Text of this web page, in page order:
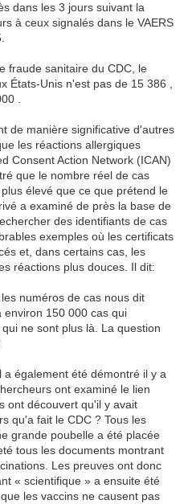
dans les 3 jours suivant la
à ceux signalés dans le VAERS
fraude sanitaire du CDC, le
États-Unis n'est pas de 15 386 ,
.
de manière significative d'autres
les réactions allergiques
Consent Action Network (ICAN)
que le nombre réel de cas
élevé que ce que prétend le
a examiné de près la base de
des identifiants de cas
exemples où les certificats
et, dans certains cas, les
réactions plus douces. Il dit:
numéros de cas nous dit
environ 150 000 cas qui
ne sont plus là. La question
également été démontré il y a
ont examiné le lien
ont découvert qu'il y avait
qu'a fait le CDC ? Tous les
grande poubelle a été placée
tous les documents montrant
Les preuves ont donc
« scientifique » a ensuite été
les vaccins ne causent pas